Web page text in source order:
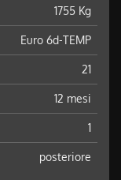
1755 Kg
Euro 6d-TEMP
21
12 mesi
1
posteriore